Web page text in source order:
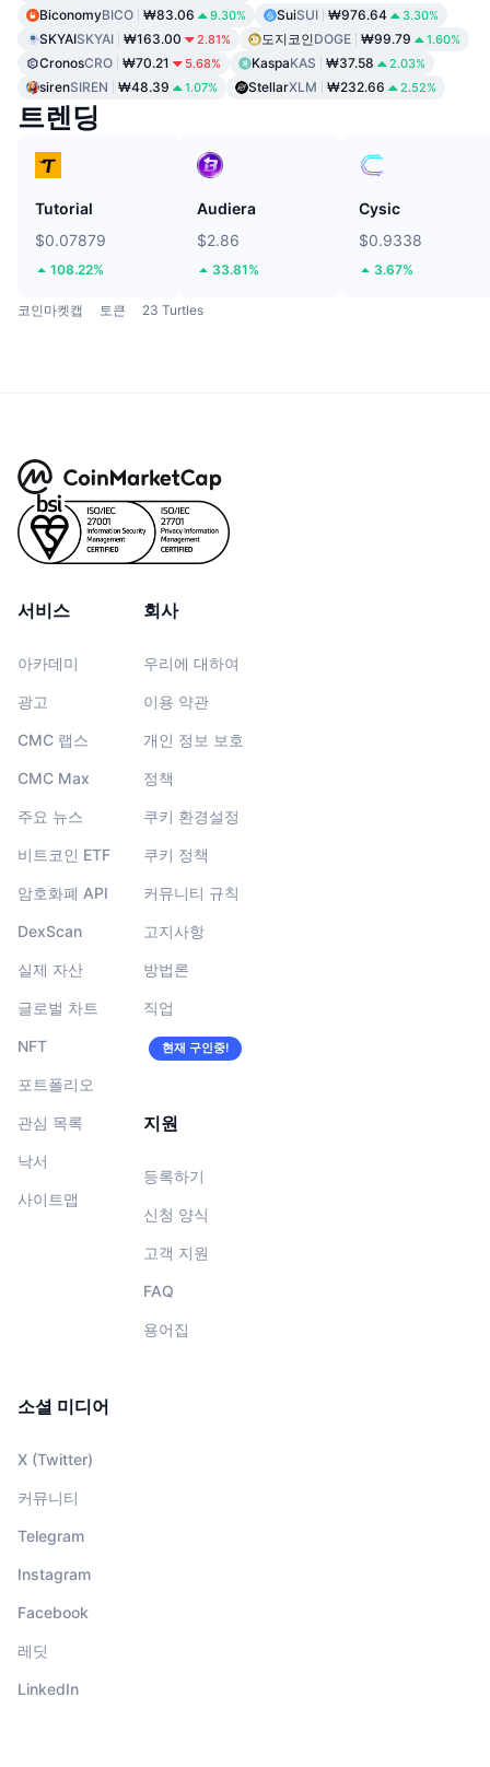
BiconomyBICO ₩83.06 9.30% SuiSUI ₩976.64 3.30%
SKYAISKYAI ₩163.00 2.81% 도지코인DOGE ₩99.79 1.60%
CronosCRO ₩70.21 5.68% KaspaKAS ₩37.58 2.03%
sirenSIREN ₩48.39 1.07% StellarXLM ₩232.66 2.52%
트렌딩
Tutorial
$0.07879
108.22%
Audiera
$2.86
33.81%
Cysic
$0.9338
3.67%
코인마켓캡 토큰 23 Turtles
서비스
아카데미
광고
CMC 랩스
CMC Max
주요 뉴스
비트코인 ETF
암호화폐 API
DexScan
실제 자산
글로벌 차트
NFT
포트폴리오
관심 목록
낙서
사이트맵
회사
우리에 대하여
이용 약관
개인 정보 보호
정책
쿠키 환경설정
쿠키 정책
커뮤니티 규칙
고지사항
방법론
직업
현재 구인중!
지원
등록하기
신청 양식
고객 지원
FAQ
용어집
소셜 미디어
X (Twitter)
커뮤니티
Telegram
Instagram
Facebook
레딧
LinkedIn